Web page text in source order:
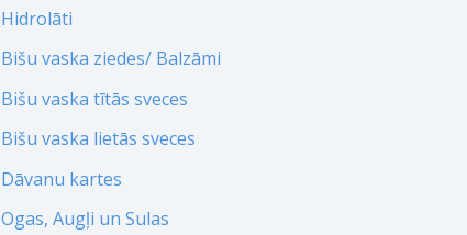
Hidrolāti
Bišu vaska ziedes/ Balzāmi
Bišu vaska tītās sveces
Bišu vaska lietās sveces
Dāvanu kartes
Ogas, Augļi un Sulas